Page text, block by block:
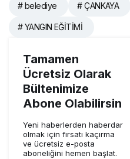
# belediye # ÇANKAYA
# YANGIN EĞİTİMİ
Tamamen
Ücretsiz Olarak
Bültenimize
Abone Olabilirsin
Yeni haberlerden haberdar
olmak için fırsatı kaçırma
ve ücretsiz e-posta
aboneliğini hemen başlat.